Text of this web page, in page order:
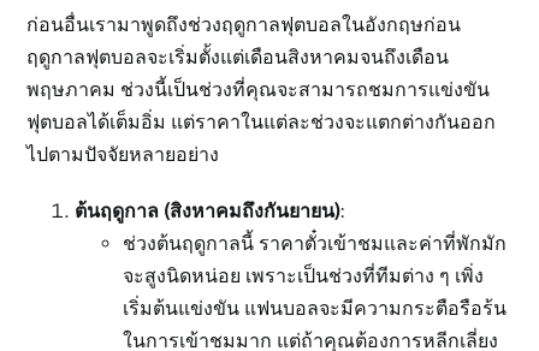
ก่อนอื่นเรามาพูดถึงช่วงฤดูกาลฟุตบอลในอังกฤษก่อน
ฤดูกาลฟุตบอลจะเริ่มตั้งแต่เดือนสิงหาคมจนถึงเดือน
พฤษภาคม ช่วงนี้เป็นช่วงที่คุณจะสามารถชมการแข่งขัน
ฟุตบอลได้เต็มอิ่ม แต่ราคาในแต่ละช่วงจะแตกต่างกันออก
ไปตามปัจจัยหลายอย่าง
ต้นฤดูกาล (สิงหาคมถึงกันยายน):
ช่วงต้นฤดูกาลนี้ ราคาตั๋วเข้าชมและค่าที่พักมัก
จะสูงนิดหน่อย เพราะเป็นช่วงที่ทีมต่าง ๆ เพิ่ง
เริ่มต้นแข่งขัน แฟนบอลจะมีความกระตือรือร้น
ในการเข้าชมมาก แต่ถ้าคุณต้องการหลีกเลี่ยง